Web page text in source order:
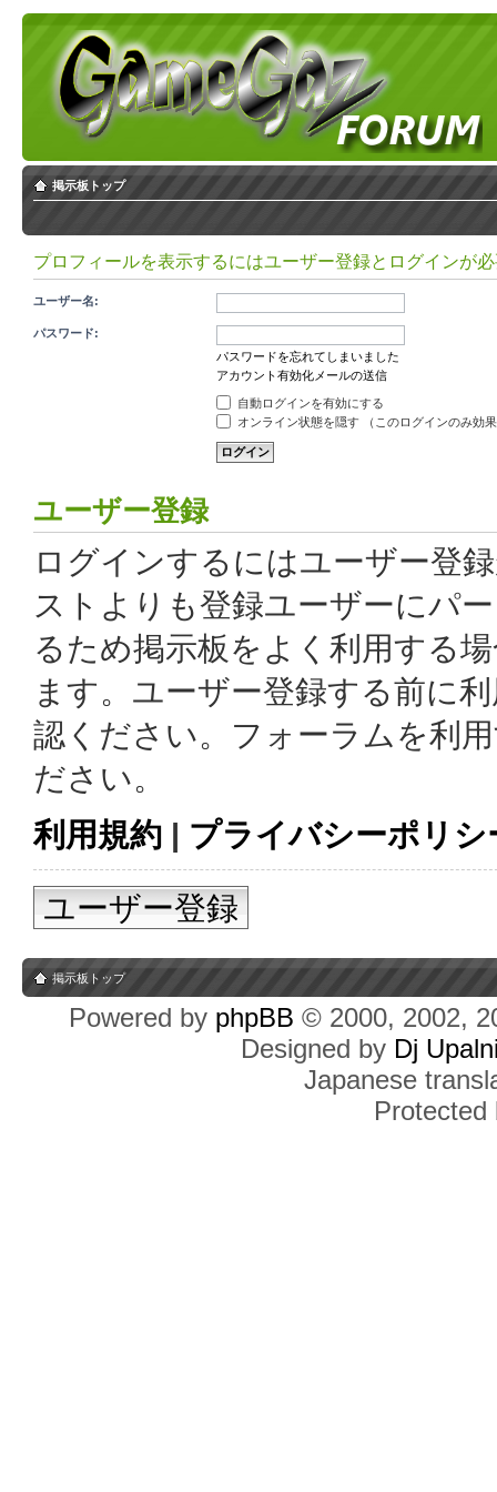
掲示板トップ
プロフィールを表示するにはユーザー登録とログインが
ユーザー名:
パスワード:
パスワードを忘れてしまいました
アカウント有効化メールの送信
自動ログインを有効にする
オンライン状態を隠す （このログインのみ効
ユーザー登録
ログインするにはユーザー登
ストよりも登録ユーザーにパ
るため掲示板をよく利用する
ます。ユーザー登録する前に
認ください。フォーラムを利
ださい。
利用規約 | プライバシーポリシ
ユーザー登録
掲示板トップ
Powered by phpBB © 2000, 2002,
Designed by Dj
Japanese